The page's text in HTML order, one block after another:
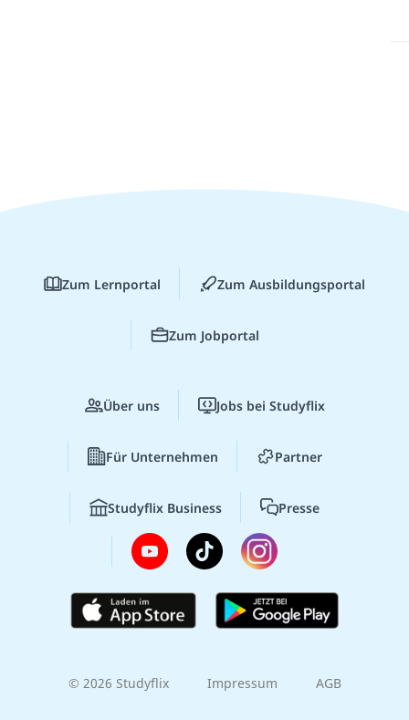
Zum Lernportal Zum Ausbildungsportal
Zum Jobportal
Über uns Jobs bei Studyflix
Für Unternehmen Partner
Studyflix Business Presse
© 2026 Studyflix Impressum AGB